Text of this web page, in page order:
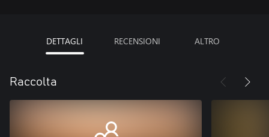
DETTAGLI RECENSIONI ALTRO
Raccolta